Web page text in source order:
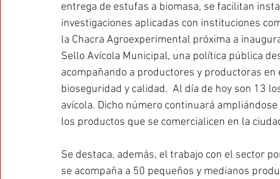
entrega de estufas a biomasa, se facilitan
investigaciones aplicadas con instituciones
la Chacra Agroexperimental próxima a
Sello Avícola Municipal, una política pública
acompañando a productores y productoras
bioseguridad y calidad.  Al día de hoy son 13
avícola. Dicho número continuará
los productos que se comercialicen en la
Se destaca, además, el trabajo con el sector
se acompaña a 50 pequeños y medianos